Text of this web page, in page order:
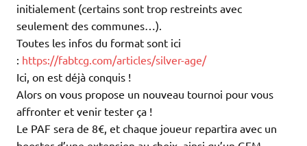
initialement (certains sont trop restreints avec
seulement des communes…).
Toutes les infos du format sont ici
: https://fabtcg.com/articles/silver-age/
Ici, on est déjà conquis !
Alors on vous propose un nouveau tournoi pour vous
affronter et venir tester ça !
Le PAF sera de 8€, et chaque joueur repartira avec un